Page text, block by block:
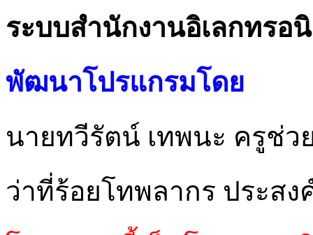
ระบบสำนักงานอิเลกทรอ
พัฒนาโปรแกรมโดย
นายทวีรัตน์ เทพนะ ครูช่ว
ว่าที่ร้อยโทพลากร ประสง